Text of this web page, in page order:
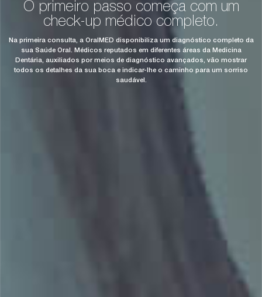
O primeiro passo começa com um
check-up médico completo.
Na primeira consulta, a OralMED disponibiliza um diagnóstico completo da
sua Saúde Oral. Médicos reputados em diferentes áreas da Medicina
Dentária, auxiliados por meios de diagnóstico avançados, vão mostrar
todos os detalhes da sua boca e indicar-lhe o caminho para um sorriso
saudável.